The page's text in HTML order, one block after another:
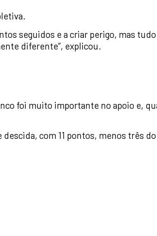
seguidos e a criar perigo, mas
diferente”, explicou.
foi muito importante no apoio e,
com 11 pontos, menos três